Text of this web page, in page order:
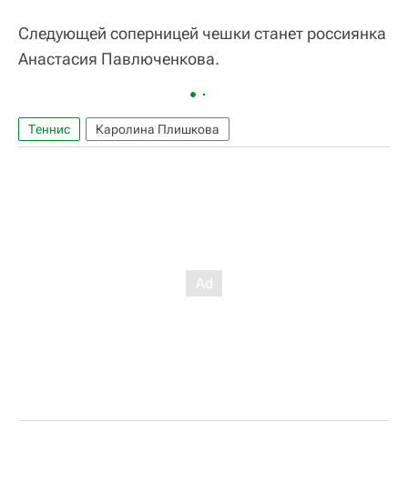
Следующей соперницей чешки станет россиянка
Анастасия Павлюченкова.
Теннис Каролина Плишкова